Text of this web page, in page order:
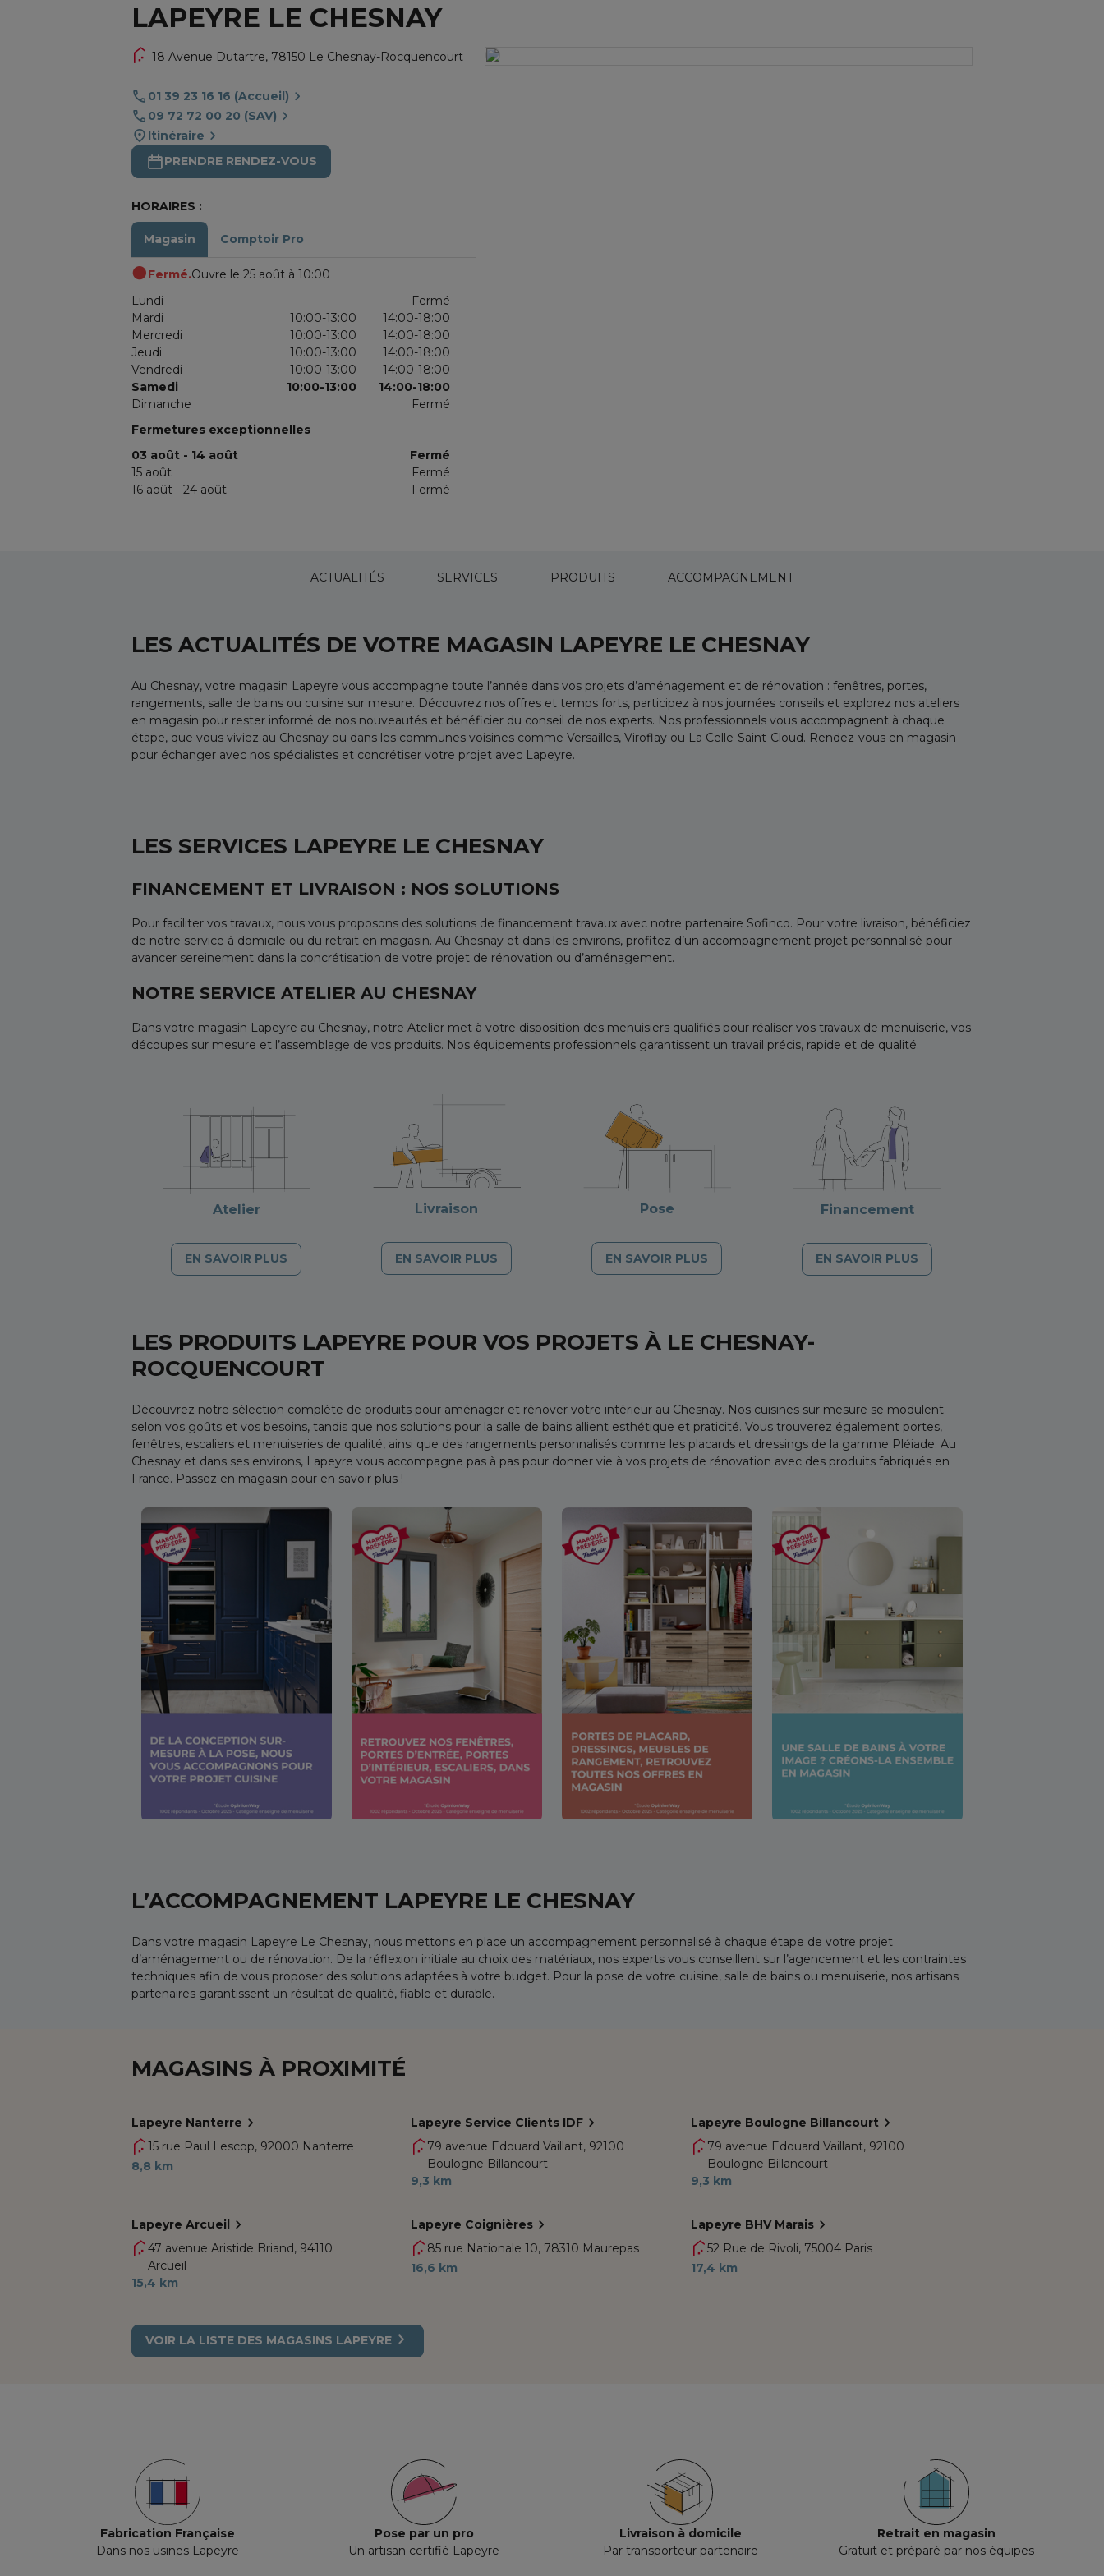
LAPEYRE LE CHESNAY
18 Avenue Dutartre, 78150 Le Chesnay-Rocquencourt
01 39 23 16 16 (Accueil)
09 72 72 00 20 (SAV)
Itinéraire
PRENDRE RENDEZ-VOUS
HORAIRES :
Magasin Comptoir Pro
Fermé.Ouvre le 25 août à 10:00
Lundi
Fermé
Mardi
10:00-13:00
14:00-18:00
Mercredi
10:00-13:00
14:00-18:00
Jeudi
10:00-13:00
14:00-18:00
Vendredi
10:00-13:00
14:00-18:00
Samedi
10:00-13:00
14:00-18:00
Dimanche
Fermé
Fermetures exceptionnelles
03 août - 14 août
Fermé
15 août
Fermé
16 août - 24 août
Fermé
ACTUALITÉS SERVICES PRODUITS ACCOMPAGNEMENT
LES ACTUALITÉS DE VOTRE MAGASIN LAPEYRE LE CHESNAY
Au Chesnay, votre magasin Lapeyre vous accompagne toute l’année dans vos projets d’aménagement et de rénovation : fenêtres, portes,
rangements, salle de bains ou cuisine sur mesure. Découvrez nos offres et temps forts, participez à nos journées conseils et explorez nos ateliers
en magasin pour rester informé de nos nouveautés et bénéficier du conseil de nos experts. Nos professionnels vous accompagnent à chaque
étape, que vous viviez au Chesnay ou dans les communes voisines comme Versailles, Viroflay ou La Celle-Saint-Cloud. Rendez-vous en magasin
pour échanger avec nos spécialistes et concrétiser votre projet avec Lapeyre.
LES SERVICES LAPEYRE LE CHESNAY
FINANCEMENT ET LIVRAISON : NOS SOLUTIONS
Pour faciliter vos travaux, nous vous proposons des solutions de financement travaux avec notre partenaire Sofinco. Pour votre livraison, bénéficiez
de notre service à domicile ou du retrait en magasin. Au Chesnay et dans les environs, profitez d’un accompagnement projet personnalisé pour
avancer sereinement dans la concrétisation de votre projet de rénovation ou d’aménagement.
NOTRE SERVICE ATELIER AU CHESNAY
Dans votre magasin Lapeyre au Chesnay, notre Atelier met à votre disposition des menuisiers qualifiés pour réaliser vos travaux de menuiserie, vos
découpes sur mesure et l’assemblage de vos produits. Nos équipements professionnels garantissent un travail précis, rapide et de qualité.
Atelier
EN SAVOIR PLUS
Livraison
EN SAVOIR PLUS
Pose
EN SAVOIR PLUS
Financement
EN SAVOIR PLUS
LES PRODUITS LAPEYRE POUR VOS PROJETS À LE CHESNAY-
ROCQUENCOURT
Découvrez notre sélection complète de produits pour aménager et rénover votre intérieur au Chesnay. Nos cuisines sur mesure se modulent
selon vos goûts et vos besoins, tandis que nos solutions pour la salle de bains allient esthétique et praticité. Vous trouverez également portes,
fenêtres, escaliers et menuiseries de qualité, ainsi que des rangements personnalisés comme les placards et dressings de la gamme Pléiade. Au
Chesnay et dans ses environs, Lapeyre vous accompagne pas à pas pour donner vie à vos projets de rénovation avec des produits fabriqués en
France. Passez en magasin pour en savoir plus !
L’ACCOMPAGNEMENT LAPEYRE LE CHESNAY
Dans votre magasin Lapeyre Le Chesnay, nous mettons en place un accompagnement personnalisé à chaque étape de votre projet
d’aménagement ou de rénovation. De la réflexion initiale au choix des matériaux, nos experts vous conseillent sur l’agencement et les contraintes
techniques afin de vous proposer des solutions adaptées à votre budget. Pour la pose de votre cuisine, salle de bains ou menuiserie, nos artisans
partenaires garantissent un résultat de qualité, fiable et durable.
MAGASINS À PROXIMITÉ
Lapeyre Nanterre
15 rue Paul Lescop, 92000 Nanterre
8,8 km
Lapeyre Service Clients IDF
79 avenue Edouard Vaillant, 92100
Boulogne Billancourt
9,3 km
Lapeyre Boulogne Billancourt
79 avenue Edouard Vaillant, 92100
Boulogne Billancourt
9,3 km
Lapeyre Arcueil
47 avenue Aristide Briand, 94110
Arcueil
15,4 km
Lapeyre Coignières
85 rue Nationale 10, 78310 Maurepas
16,6 km
Lapeyre BHV Marais
52 Rue de Rivoli, 75004 Paris
17,4 km
VOIR LA LISTE DES MAGASINS LAPEYRE
Fabrication Française
Dans nos usines Lapeyre
Pose par un pro
Un artisan certifié Lapeyre
Livraison à domicile
Par transporteur partenaire
Retrait en magasin
Gratuit et préparé par nos équipes